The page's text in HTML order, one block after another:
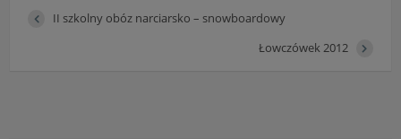
II szkolny obóz narciarsko – snowboardowy
Łowczówek 2012